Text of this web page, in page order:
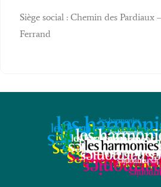
Siège social : Chemin des Pardiaux
Ferrand